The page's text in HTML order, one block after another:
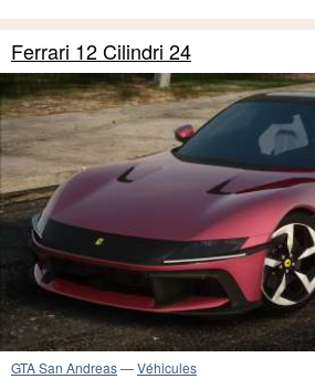
Ferrari 12 Cilindri 24
GTA San Andreas—Véhicules